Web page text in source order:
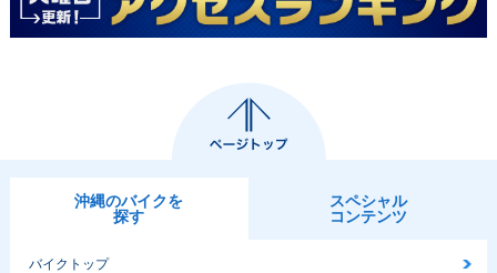
沖縄のバイクを
探す
スペシャル
コンテンツ
バイクトップ